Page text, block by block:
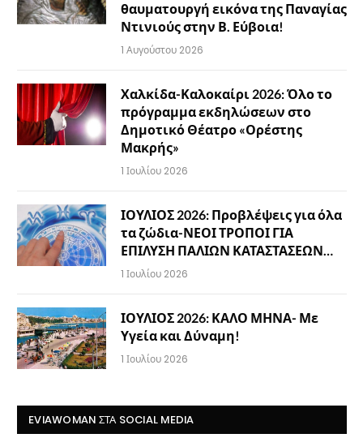
θαυματουργή εικόνα της Παναγίας
Ντινιούς στην Β. Εύβοια!
1 Αυγούστου 2026
Χαλκίδα-Καλοκαίρι 2026: Όλο το
πρόγραμμα εκδηλώσεων στο
Δημοτικό Θέατρο «Ορέστης
Μακρής»
1 Ιουλίου 2026
ΙΟΥΛΙΟΣ 2026: Προβλέψεις για όλα
τα ζώδια-ΝΕΟΙ ΤΡΟΠΟΙ ΓΙΑ
ΕΠΙΛΥΣΗ ΠΑΛΙΩΝ ΚΑΤΑΣΤΑΣΕΩΝ…
1 Ιουλίου 2026
ΙΟΥΛΙΟΣ 2026: ΚΑΛΟ ΜΗΝΑ- Με
Υγεία και Δύναμη!
1 Ιουλίου 2026
EVIAWOMAN ΣΤΑ SOCIAL MEDIA